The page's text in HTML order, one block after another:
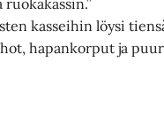
kasseihin löysi
hapankorput ja